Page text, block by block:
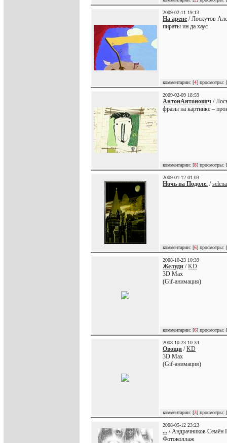
2009-02-11 19:13
На арене / Лоскутов
пираты ин да хаус
комментарии: [4] просмотры: [
2009-02-09 18:59
АнтонАнтонович /
фразы на картинке –
комментарии: [8] просмотры: [
2009-01-12 01:03
Ночь на Подоле. /selena
комментарии: [6] просмотры: [
2008-10-23 10:39
Желуди /KD
3D Max
(Gif-анимация)
комментарии: [6] просмотры: [
2008-10-23 10:34
Овощи /KD
3D Max
(Gif-анимация)
комментарии: [3] просмотры: [
2008-05-12 23:23
... / Андрачников Семён
Фотоколлаж